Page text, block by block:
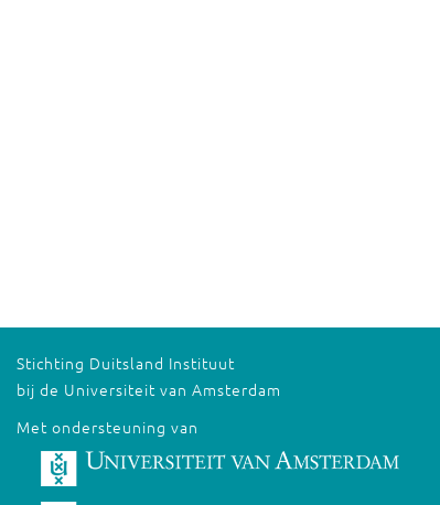
Stichting Duitsland Instituut
bij de Universiteit van Amsterdam
Met ondersteuning van